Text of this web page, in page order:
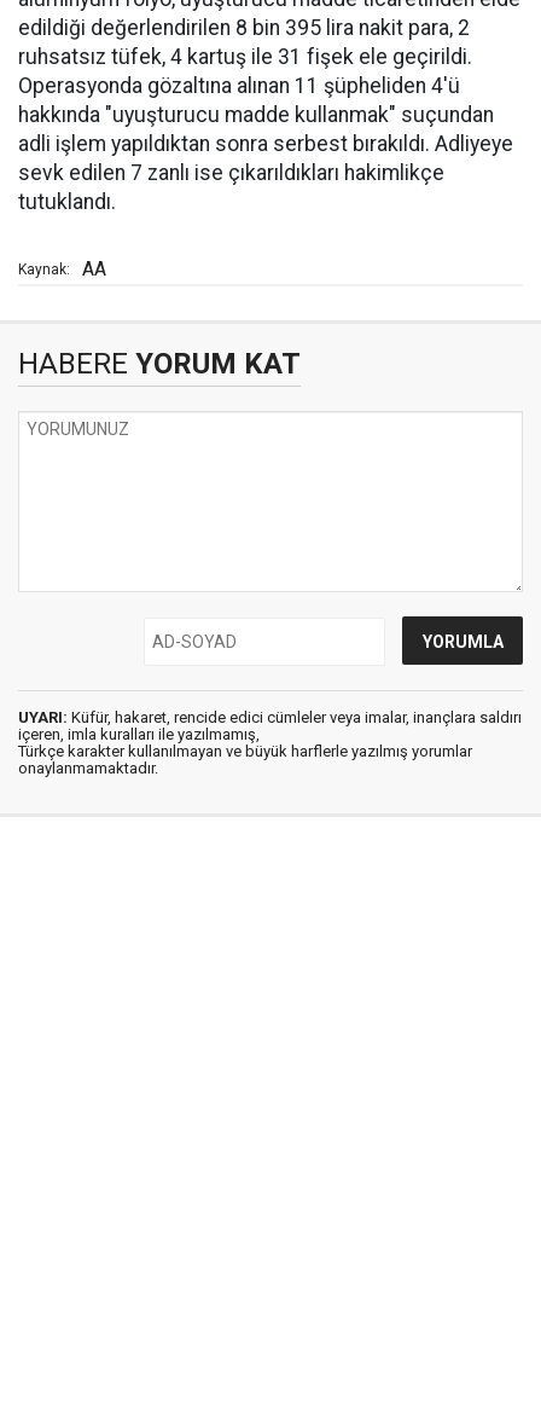
edildiği değerlendirilen 8 bin 395 lira nakit para, 2
ruhsatsız tüfek, 4 kartuş ile 31 fişek ele geçirildi.
Operasyonda gözaltına alınan 11 şüpheliden 4'ü
hakkında "uyuşturucu madde kullanmak" suçundan
adli işlem yapıldıktan sonra serbest bırakıldı. Adliyeye
sevk edilen 7 zanlı ise çıkarıldıkları hakimlikçe
tutuklandı.
Kaynak: AA
HABERE YORUM KAT
UYARI: Küfür, hakaret, rencide edici cümleler veya imalar, inançlara saldırı
içeren, imla kuralları ile yazılmamış,
Türkçe karakter kullanılmayan ve büyük harflerle yazılmış yorumlar
onaylanmamaktadır.